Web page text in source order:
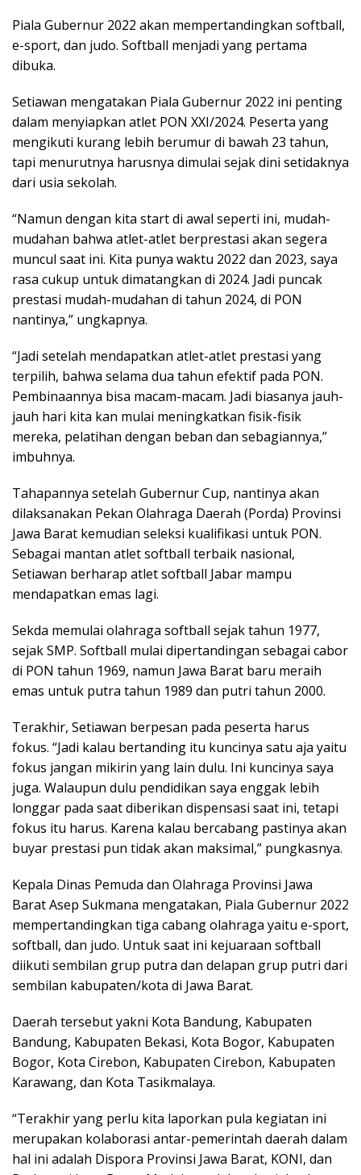
Piala Gubernur 2022 akan mempertandingkan softball,
e-sport, dan judo. Softball menjadi yang pertama
dibuka.
Setiawan mengatakan Piala Gubernur 2022 ini penting
dalam menyiapkan atlet PON XXI/2024. Peserta yang
mengikuti kurang lebih berumur di bawah 23 tahun,
tapi menurutnya harusnya dimulai sejak dini setidaknya
dari usia sekolah.
“Namun dengan kita start di awal seperti ini, mudah-
mudahan bahwa atlet-atlet berprestasi akan segera
muncul saat ini. Kita punya waktu 2022 dan 2023, saya
rasa cukup untuk dimatangkan di 2024. Jadi puncak
prestasi mudah-mudahan di tahun 2024, di PON
nantinya,” ungkapnya.
“Jadi setelah mendapatkan atlet-atlet prestasi yang
terpilih, bahwa selama dua tahun efektif pada PON.
Pembinaannya bisa macam-macam. Jadi biasanya jauh-
jauh hari kita kan mulai meningkatkan fisik-fisik
mereka, pelatihan dengan beban dan sebagiannya,”
imbuhnya.
Tahapannya setelah Gubernur Cup, nantinya akan
dilaksanakan Pekan Olahraga Daerah (Porda) Provinsi
Jawa Barat kemudian seleksi kualifikasi untuk PON.
Sebagai mantan atlet softball terbaik nasional,
Setiawan berharap atlet softball Jabar mampu
mendapatkan emas lagi.
Sekda memulai olahraga softball sejak tahun 1977,
sejak SMP. Softball mulai dipertandingan sebagai cabor
di PON tahun 1969, namun Jawa Barat baru meraih
emas untuk putra tahun 1989 dan putri tahun 2000.
Terakhir, Setiawan berpesan pada peserta harus
fokus. “Jadi kalau bertanding itu kuncinya satu aja yaitu
fokus jangan mikirin yang lain dulu. Ini kuncinya saya
juga. Walaupun dulu pendidikan saya enggak lebih
longgar pada saat diberikan dispensasi saat ini, tetapi
fokus itu harus. Karena kalau bercabang pastinya akan
buyar prestasi pun tidak akan maksimal,” pungkasnya.
Kepala Dinas Pemuda dan Olahraga Provinsi Jawa
Barat Asep Sukmana mengatakan, Piala Gubernur 2022
mempertandingkan tiga cabang olahraga yaitu e-sport,
softball, dan judo. Untuk saat ini kejuaraan softball
diikuti sembilan grup putra dan delapan grup putri dari
sembilan kabupaten/kota di Jawa Barat.
Daerah tersebut yakni Kota Bandung, Kabupaten
Bandung, Kabupaten Bekasi, Kota Bogor, Kabupaten
Bogor, Kota Cirebon, Kabupaten Cirebon, Kabupaten
Karawang, dan Kota Tasikmalaya.
“Terakhir yang perlu kita laporkan pula kegiatan ini
merupakan kolaborasi antar-pemerintah daerah dalam
hal ini adalah Dispora Provinsi Jawa Barat, KONI, dan